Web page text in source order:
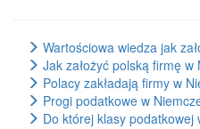
Wartościowa wiedza jak
Jak założyć polską firmę w
Polacy zakładają firmy w
Progi podatkowe w
Do której klasy podatkowej